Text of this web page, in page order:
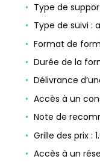
Type de
Type de suivi :
Format de
Durée de la
Délivrance
Accès à un
Note de
Grille des prix :
Accès à un